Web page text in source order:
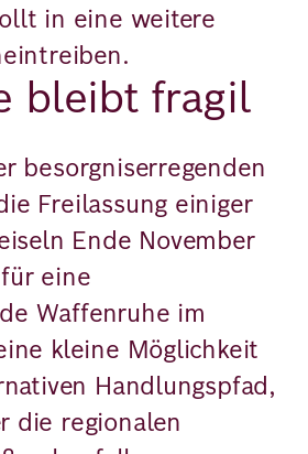
in eine weitere
bleibt fragil
besorgniserregenden
Freilassung einiger
Ende November
eine
Waffenruhe im
kleine Möglichkeit
Handlungspfad,
die regionalen